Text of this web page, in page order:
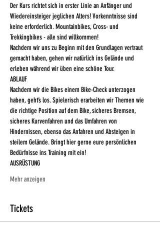
Der Kurs richtet sich in erster Linie an Anfänger und
Wiedereinsteiger jeglichen Alters! Vorkenntnisse sind
keine erforderlich. Mountainbikes, Cross- und
Trekkingbikes - alle sind willkommen!
Nachdem wir uns zu Beginn mit den Grundlagen vertraut
gemacht haben, gehen wir natürlich ins Gelände und
erleben während wir üben eine schöne Tour.
ABLAUF
Nachdem wir die Bikes einem Bike-Check unterzogen
haben, geht’s los. Spielerisch erarbeiten wir Themen wie
die richtige Position auf dem Bike, sicheres Bremsen,
sicheres Kurvenfahren und das Umfahren von
Hindernissen, ebenso das Anfahren und Absteigen in
steilem Gelände. Bringt hier gerne eure persönlichen
Bedürfnisse ins Training mit ein!
AUSRÜSTUNG
Mehr anzeigen
Tickets